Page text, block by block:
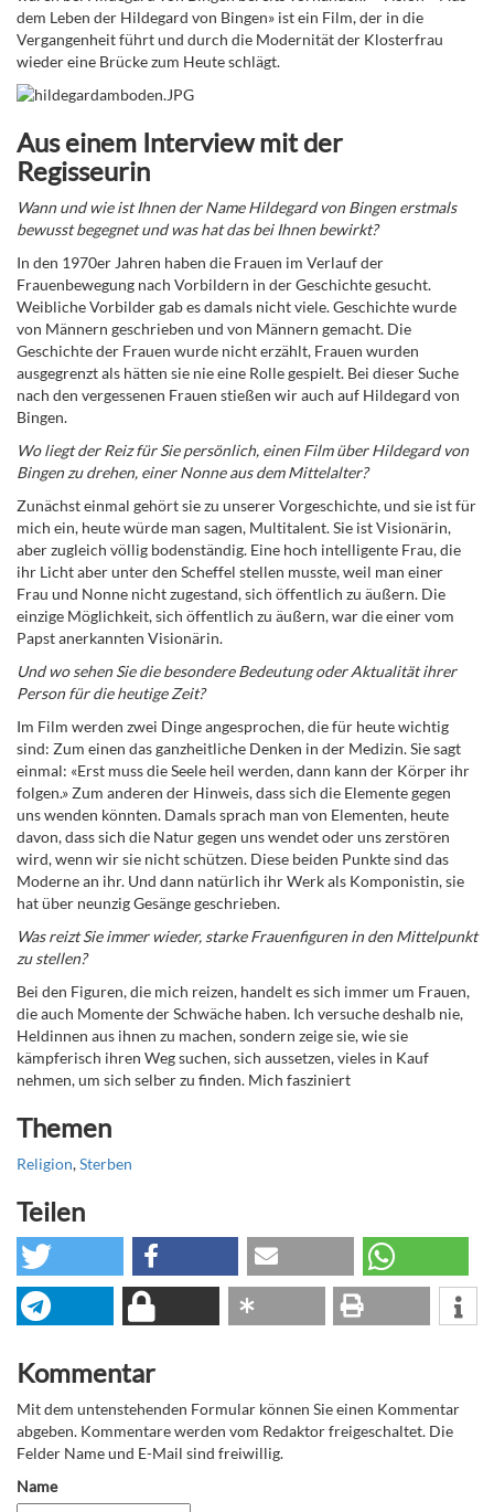
dem Leben der Hildegard von Bingen» ist ein Film, der in die
Vergangenheit führt und durch die Modernität der Klosterfrau
wieder eine Brücke zum Heute schlägt.
Aus einem Interview mit der
Regisseurin
Wann und wie ist Ihnen der Name Hildegard von Bingen erstmals
bewusst begegnet und was hat das bei Ihnen bewirkt?
In den 1970er Jahren haben die Frauen im Verlauf der
Frauenbewegung nach Vorbildern in der Geschichte gesucht.
Weibliche Vorbilder gab es damals nicht viele. Geschichte wurde
von Männern geschrieben und von Männern gemacht. Die
Geschichte der Frauen wurde nicht erzählt, Frauen wurden
ausgegrenzt als hätten sie nie eine Rolle gespielt. Bei dieser Suche
nach den vergessenen Frauen stießen wir auch auf Hildegard von
Bingen.
Wo liegt der Reiz für Sie persönlich, einen Film über Hildegard von
Bingen zu drehen, einer Nonne aus dem Mittelalter?
Zunächst einmal gehört sie zu unserer Vorgeschichte, und sie ist für
mich ein, heute würde man sagen, Multitalent. Sie ist Visionärin,
aber zugleich völlig bodenständig. Eine hoch intelligente Frau, die
ihr Licht aber unter den Scheffel stellen musste, weil man einer
Frau und Nonne nicht zugestand, sich öffentlich zu äußern. Die
einzige Möglichkeit, sich öffentlich zu äußern, war die einer vom
Papst anerkannten Visionärin.
Und wo sehen Sie die besondere Bedeutung oder Aktualität ihrer
Person für die heutige Zeit?
Im Film werden zwei Dinge angesprochen, die für heute wichtig
sind: Zum einen das ganzheitliche Denken in der Medizin. Sie sagt
einmal: «Erst muss die Seele heil werden, dann kann der Körper ihr
folgen.» Zum anderen der Hinweis, dass sich die Elemente gegen
uns wenden könnten. Damals sprach man von Elementen, heute
davon, dass sich die Natur gegen uns wendet oder uns zerstören
wird, wenn wir sie nicht schützen. Diese beiden Punkte sind das
Moderne an ihr. Und dann natürlich ihr Werk als Komponistin, sie
hat über neunzig Gesänge geschrieben.
Was reizt Sie immer wieder, starke Frauenfiguren in den Mittelpunkt
zu stellen?
Bei den Figuren, die mich reizen, handelt es sich immer um Frauen,
die auch Momente der Schwäche haben. Ich versuche deshalb nie,
Heldinnen aus ihnen zu machen, sondern zeige sie, wie sie
kämpferisch ihren Weg suchen, sich aussetzen, vieles in Kauf
nehmen, um sich selber zu finden. Mich fasziniert
Themen
Religion,Sterben
Teilen
Kommentar
Mit dem untenstehenden Formular können Sie einen Kommentar
abgeben. Kommentare werden vom Redaktor freigeschaltet. Die
Felder Name und E-Mail sind freiwillig.
Name